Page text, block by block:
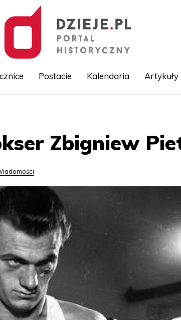
treści
Postacie Kalendaria Artykuły
Zbigniew